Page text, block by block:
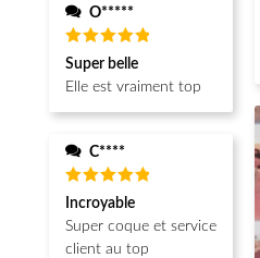
O*****
Note 5
sur 5
Super belle
Elle est vraiment top
C****
Note 5
sur 5
Incroyable
Super coque et service
client au top